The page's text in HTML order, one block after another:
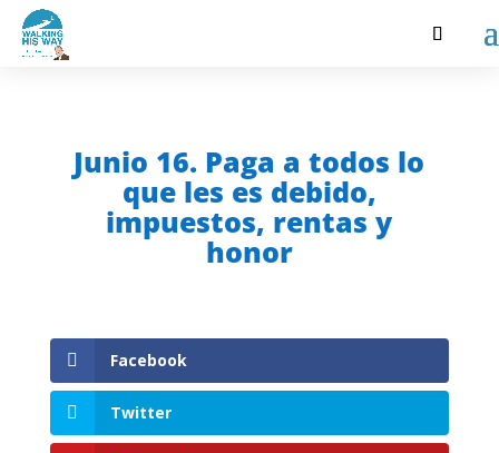
Junio 16. Paga a todos lo
que les es debido,
impuestos, rentas y
honor
Facebook
Twitter